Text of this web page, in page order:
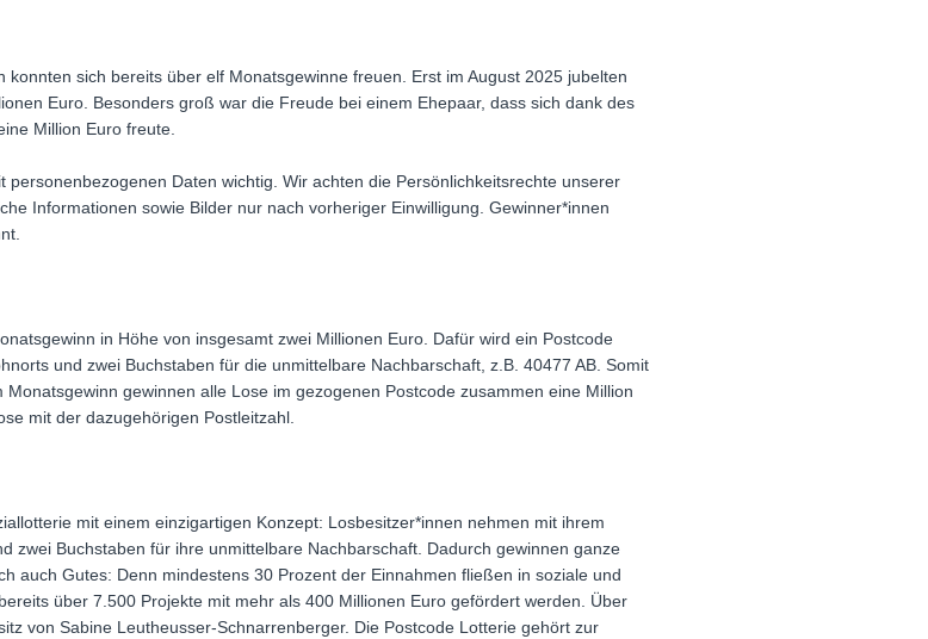
sich bereits über elf Monatsgewinne freuen. Erst im August 2025 jubelten
Euro. Besonders groß war die Freude bei einem Ehepaar, dass sich dank des
Million Euro freute.
Daten wichtig. Wir achten die Persönlichkeitsrechte unserer
Informationen sowie Bilder nur nach vorheriger Einwilligung. Gewinner*innen
in Höhe von insgesamt zwei Millionen Euro. Dafür wird ein Postcode
und zwei Buchstaben für die unmittelbare Nachbarschaft, z.B. 40477 AB. Somit
gewinnen alle Lose im gezogenen Postcode zusammen eine Million
mit der dazugehörigen Postleitzahl.
mit einem einzigartigen Konzept: Losbesitzer*innen nehmen mit ihrem
zwei Buchstaben für ihre unmittelbare Nachbarschaft. Dadurch gewinnen ganze
auch Gutes: Denn mindestens 30 Prozent der Einnahmen fließen in soziale und
über 7.500 Projekte mit mehr als 400 Millionen Euro gefördert werden. Über
von Sabine Leutheusser-Schnarrenberger. Die Postcode Lotterie gehört zur